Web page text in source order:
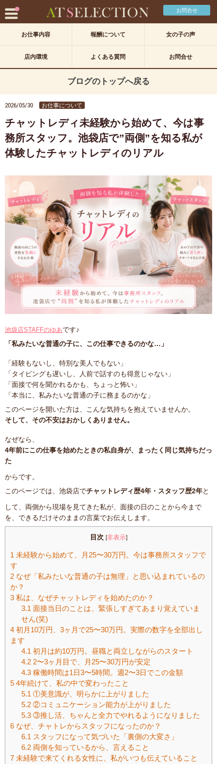
お問合せ
お仕事内容 報酬について 女の子の声
店内環境 よくある質問 お問合せ
ブログのトップへ戻る
2026/05/30 お仕事について
チャットレディ未経験から始めて、今は事
務所スタッフ。池袋店で”両側”を知る私が
体験したチャットレディのリアル
池袋店STAFFのゆあです♪
「私みたいな普通の子に、この仕事できるのかな…」
「経験もないし、特別な美人でもない」
「タイピングも遅いし、人前で話すのも得意じゃない」
「面接で何を聞かれるかも、ちょっと怖い」
「本当に、私みたいな普通の子に務まるのかな」
このページを開いた方は、こんな気持ちを抱えていませんか。
そして、その不安はおかしくありません。
なぜなら、
4年前にこの仕事を始めたときの私自身が、まったく同じ気持ちだっ
た
からです。
このページでは、池袋店でチャットレディ歴4年・スタッフ歴2年と
して、両側から現場を見てきた私が、面接の日のことから今まで
を、できるだけそのままの言葉でお伝えします。
目次 [非表示]
1 未経験から始めて、月25〜30万円。今は事務所スタッフで
す
2 なぜ「私みたいな普通の子は無理」と思い込まれているの
か？
3 私は、なぜチャットレディを始めたのか？
3.1 面接当日のことは、緊張しすぎてあまり覚えていま
せん(笑)
4 初月10万円、3ヶ月で25〜30万円。実際の数字を全部出し
ます
4.1 初月は約10万円。昼職と両立しながらのスタート
4.22〜3ヶ月目で、月25〜30万円が安定
4.3稼働時間は1日3〜5時間。週2〜3日でこの金額
5 4年続けて、私の中で変わったこと
5.1 ①美意識が、明らかに上がりました
5.2②コミュニケーション能力が上がりました
5.3③推し活、ちゃんと全力でやれるようになりました
6 なぜ、チャトレからスタッフになったのか？
6.1 スタッフになって気づいた「裏側の大変さ」
6.2両側を知っているから、言えること
7 未経験で来てくれる女性に、私がいつも伝えていること